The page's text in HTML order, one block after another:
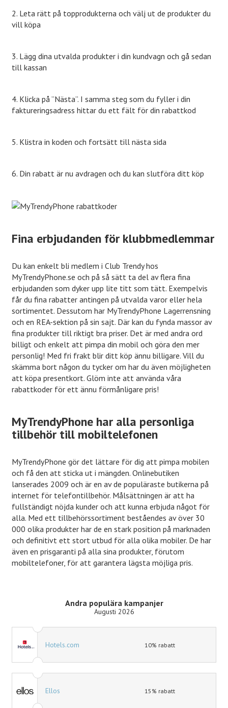
2. Leta rätt på topprodukterna och välj ut de produkter du
vill köpa
3. Lägg dina utvalda produkter i din kundvagn och gå sedan
till kassan
4. Klicka på ”Nästa”. I samma steg som du fyller i din
faktureringsadress hittar du ett fält för din rabattkod
5. Klistra in koden och fortsätt till nästa sida
6. Din rabatt är nu avdragen och du kan slutföra ditt köp
Fina erbjudanden för klubbmedlemmar
Du kan enkelt bli medlem i Club Trendy hos
MyTrendyPhone.se och på så sätt ta del av flera fina
erbjudanden som dyker upp lite titt som tätt. Exempelvis
får du fina rabatter antingen på utvalda varor eller hela
sortimentet. Dessutom har MyTrendyPhone Lagerrensning
och en REA-sektion på sin sajt. Där kan du fynda massor av
fina produkter till riktigt bra priser. Det är med andra ord
billigt och enkelt att pimpa din mobil och göra den mer
personlig! Med fri frakt blir ditt köp ännu billigare. Vill du
skämma bort någon du tycker om har du även möjligheten
att köpa presentkort. Glöm inte att använda våra
rabattkoder för ett ännu förmånligare pris!
MyTrendyPhone har alla personliga
tillbehör till mobiltelefonen
MyTrendyPhone gör det lättare för dig att pimpa mobilen
och få den att sticka ut i mängden. Onlinebutiken
lanserades 2009 och är en av de populäraste butikerna på
internet för telefontillbehör. Målsättningen är att ha
fullständigt nöjda kunder och att kunna erbjuda något för
alla. Med ett tillbehörssortiment beståendes av över 30
000 olika produkter har de en stark position på marknaden
och definitivt ett stort utbud för alla olika mobiler. De har
även en prisgaranti på alla sina produkter, förutom
mobiltelefoner, för att garantera lägsta möjliga pris.
Andra populära kampanjer
Augusti 2026
Hotels.com 10% rabatt
Ellos 15% rabatt